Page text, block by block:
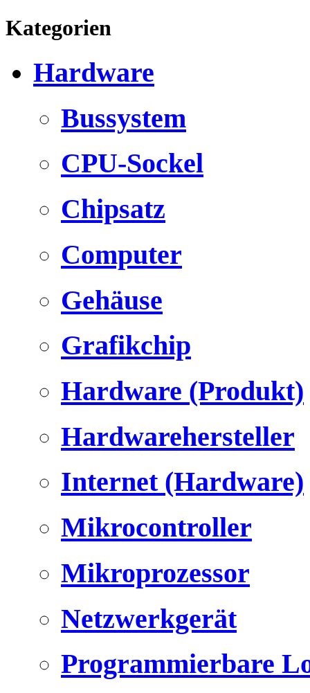
Kategorien
Hardware
Bussystem
CPU-Sockel
Chipsatz
Computer
Gehäuse
Grafikchip
Hardware (Produkt)
Hardwarehersteller
Internet (Hardware)
Mikrocontroller
Mikroprozessor
Netzwerkgerät
Programmierbare